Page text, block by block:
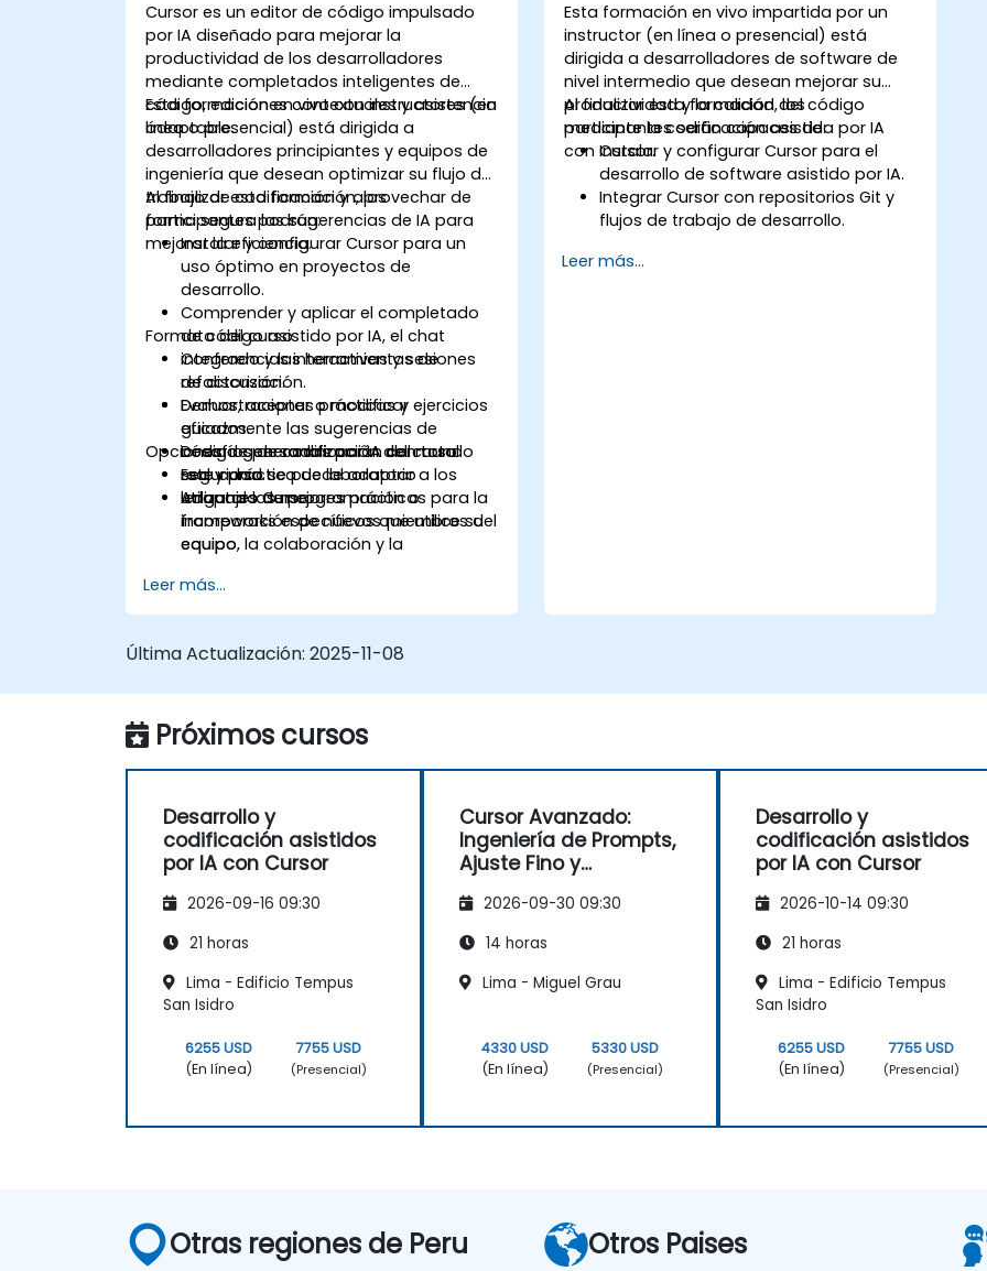
Cursor es un editor de código impulsado
por IA diseñado para mejorar la
productividad de los desarrolladores
mediante completados inteligentes de
código, ediciones contextuales y asistencia
adaptable.
Esta formación en vivo con instructores (en
línea o presencial) está dirigida a
desarrolladores principiantes y equipos de
ingeniería que desean optimizar su flujo de
trabajo de codificación y aprovechar de
forma segura las sugerencias de IA para
mejorar la eficiencia.
Al finalizar esta formación, los
participantes podrán:
Instalar y configurar Cursor para un
uso óptimo en proyectos de
desarrollo.
Comprender y aplicar el completado
de código asistido por IA, el chat
integrado y las herramientas de
refactorización.
Evaluar, aceptar o modificar
eficazmente las sugerencias de
código generadas por IA con total
seguridad.
Adoptar las mejores prácticas para la
incorporación de nuevos miembros del
equipo, la colaboración y la
Formato del curso
Conferencias interactivas y sesiones
de discusión.
Demostraciones prácticas y ejercicios
guiados.
Desafíos de codificación del mundo
real y práctica de laboratorio
utilizando Cursor.
Opciones de personalización del curso
Este curso se puede adaptar a los
lenguajes de programación o
frameworks específicos que utilice su
equipo.
Leer más...
Esta formación en vivo impartida por un
instructor (en línea o presencial) está
dirigida a desarrolladores de software de
nivel intermedio que desean mejorar su
productividad y la calidad del código
mediante la codificación asistida por IA
con Cursor.
Al finalizar esta formación, los
participantes serán capaces de:
Instalar y configurar Cursor para el
desarrollo de software asistido por IA.
Integrar Cursor con repositorios Git y
flujos de trabajo de desarrollo.
depurar y optimizar código.
Leer más...
Última Actualización: 2025-11-08
Próximos cursos
Desarrollo y
codificación asistidos
por IA con Cursor
2026-09-16 09:30
21 horas
Lima - Edificio Tempus
San Isidro
6255 USD
(En línea)
7755 USD
(Presencial)
Cursor Avanzado:
Ingeniería de Prompts,
Ajuste Fino y
Personalizadas
2026-09-30 09:30
14 horas
Lima - Miguel Grau
4330 USD
(En línea)
5330 USD
(Presencial)
Desarrollo y
codificación asistidos
por IA con Cursor
2026-10-14 09:30
21 horas
Lima - Edificio Tempus
San Isidro
6255 USD
(En línea)
7755 USD
(Presencial)
Otras regiones de Peru Otros Paises